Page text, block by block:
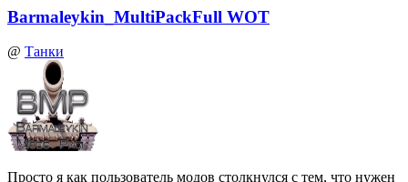
Barmaleykin_MultiPackFull WOT
@ Танки
Просто я как пользователь модов столкнулся с тем, что нужен